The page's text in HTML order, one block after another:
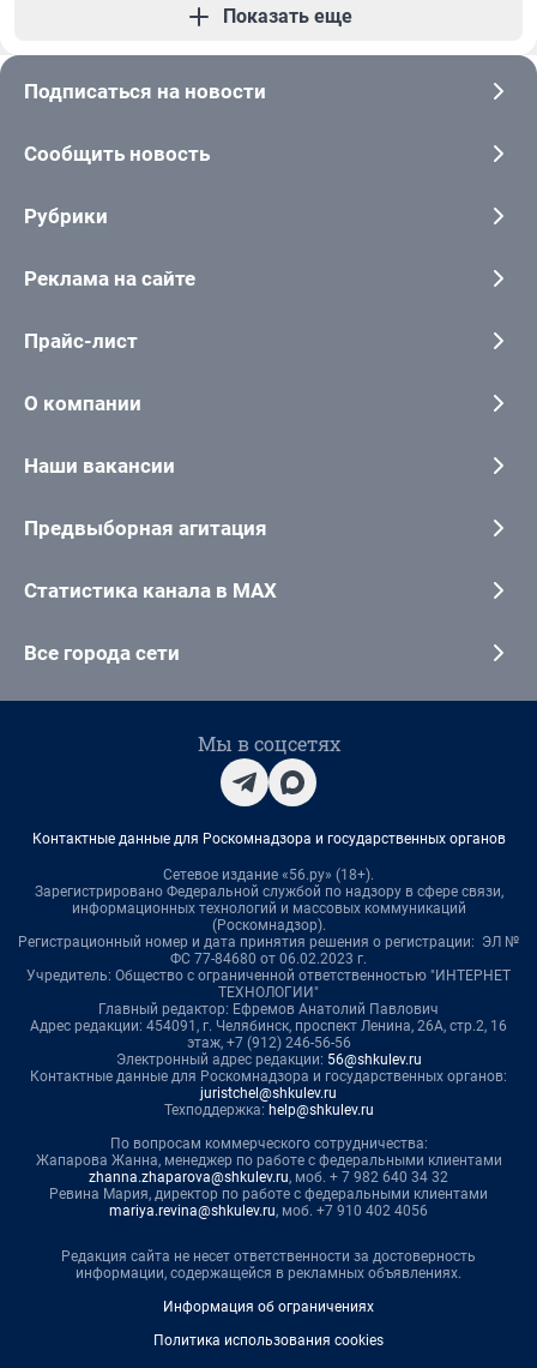
Показать еще
Подписаться на новости
Сообщить новость
Рубрики
Реклама на сайте
Прайс-лист
О компании
Наши вакансии
Предвыборная агитация
Статистика канала в MAX
Все города сети
Мы в соцсетях
Контактные данные для Роскомнадзора и государственных органов
Сетевое издание «56.ру» (18+).
Зарегистрировано Федеральной службой по надзору в сфере связи,
информационных технологий и массовых коммуникаций
(Роскомнадзор).
Регистрационный номер и дата принятия решения о регистрации: ЭЛ №
ФС 77-84680 от 06.02.2023 г.
Учредитель: Общество с ограниченной ответственностью "ИНТЕРНЕТ
ТЕХНОЛОГИИ"
Главный редактор: Ефремов Анатолий Павлович
Адрес редакции: 454091, г. Челябинск, проспект Ленина, 26А, стр.2, 16
этаж, +7 (912) 246-56-56
Электронный адрес редакции: 56@shkulev.ru
Контактные данные для Роскомнадзора и государственных органов:
juristchel@shkulev.ru
Техподдержка: help@shkulev.ru
По вопросам коммерческого сотрудничества:
Жапарова Жанна, менеджер по работе с федеральными клиентами
zhanna.zhaparova@shkulev.ru, моб. + 7 982 640 34 32
Ревина Мария, директор по работе с федеральными клиентами
mariya.revina@shkulev.ru, моб. +7 910 402 4056
Редакция сайта не несет ответственности за достоверность
информации, содержащейся в рекламных объявлениях.
Информация об ограничениях
Политика использования cookies